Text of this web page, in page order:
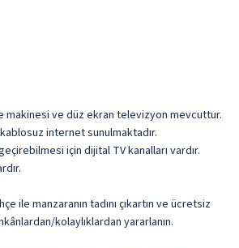
makinesi ve düz ekran televizyon mevcuttur.
internet sunulmaktadır.
için dijital TV kanalları vardır.
ile manzaranın tadını çıkartın ve ücretsiz
kolaylıklardan yararlanın.